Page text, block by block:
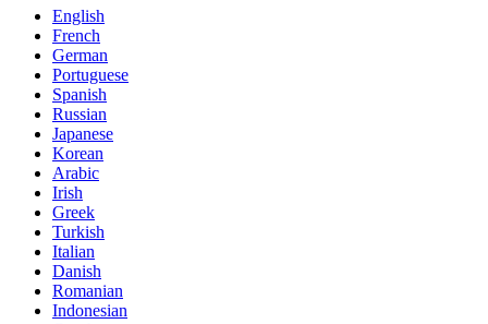
English
French
German
Portuguese
Spanish
Russian
Japanese
Korean
Arabic
Irish
Greek
Turkish
Italian
Danish
Romanian
Indonesian